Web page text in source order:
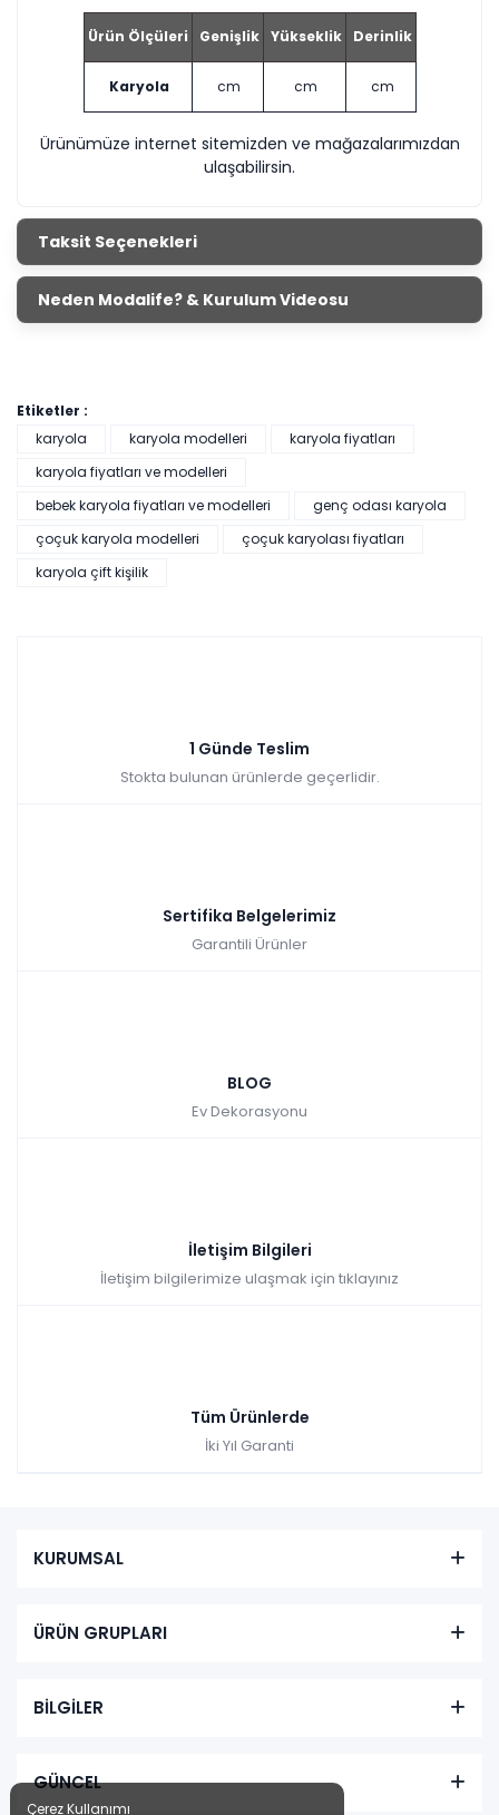
Ürün Ölçüleri Genişlik Yükseklik Derinlik
Karyola cm cm cm
Ürünümüze internet sitemizden ve mağazalarımızdan
ulaşabilirsin.
Taksit Seçenekleri
Neden Modalife? & Kurulum Videosu
Etiketler :
karyola
karyola modelleri
karyola fiyatları
karyola fiyatları ve modelleri
bebek karyola fiyatları ve modelleri
genç odası karyola
çoçuk karyola modelleri
çoçuk karyolası fiyatları
karyola çift kişilik
1 Günde Teslim
Stokta bulunan ürünlerde geçerlidir.
Sertifika Belgelerimiz
Garantili Ürünler
BLOG
Ev Dekorasyonu
İletişim Bilgileri
İletişim bilgilerimize ulaşmak için tıklayınız
Tüm Ürünlerde
İki Yıl Garanti
KURUMSAL
ÜRÜN GRUPLARI
BİLGİLER
GÜNCEL
Çerez Kullanımı